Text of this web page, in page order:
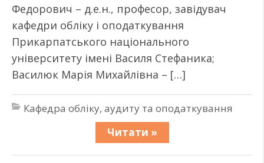
Федорович – д.е.н., професор, завідувач
кафедри обліку і оподаткування
Прикарпатського національного
університету імені Василя Стефаника;
Василюк Марія Михайлівна – […]
Кафедра обліку, аудиту та оподаткування
Читати »